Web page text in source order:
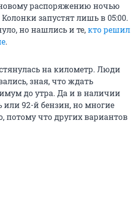
распоряжению ночью
Колонки запустят лишь в 05:00.
но нашлись и те,кто решил
.
на километр. Люди
зная, что ждать
до утра. Да и в наличии
или 92-й бензин, но многие
потому что других вариантов